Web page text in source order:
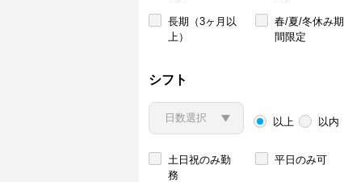
長期（3ヶ月以
上）
春/夏/冬休み期
間限定
シフト
以上 以内
土日祝のみ勤
務
平日のみ可